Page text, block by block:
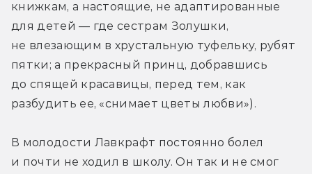
книжкам, а настоящие, не адаптированные
для детей — где сестрам Золушки,
не влезающим в хрустальную туфельку, рубят
пятки; а прекрасный принц, добравшись
до спящей красавицы, перед тем, как
разбудить ее, «снимает цветы любви»).
В молодости Лавкрафт постоянно болел
и почти не ходил в школу. Он так и не смог